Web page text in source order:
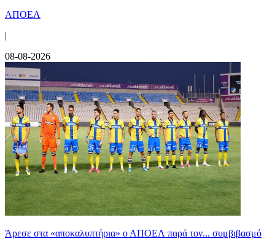
ΑΠΟΕΛ
|
08-08-2026
Άρεσε στα «αποκαλυπτήρια» ο ΑΠΟΕΛ παρά τον... συμβιβασμό